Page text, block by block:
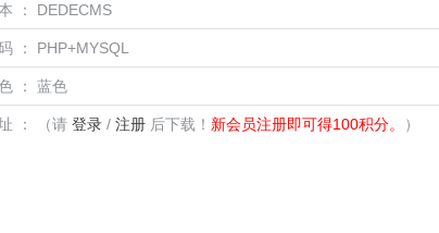
： DEDECMS
： PHP+MYSQL
： 蓝色
： （请 登录 / 注册 后下载！ 新会员注册即可得100积分。 ）